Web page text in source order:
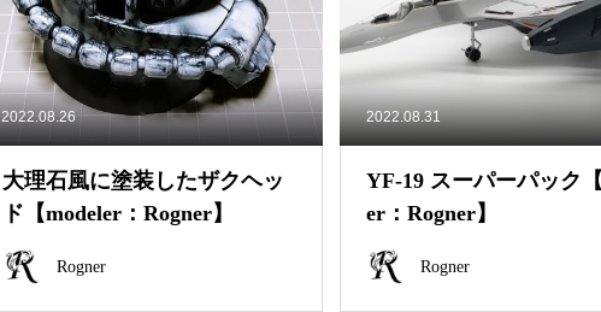
2022.08.26
大理石風に塗装したザクヘッ
ド【modeler：Rogner】
Rogner
2022.08.31
YF-19 スーパーパック
er：Rogner】
Rogner